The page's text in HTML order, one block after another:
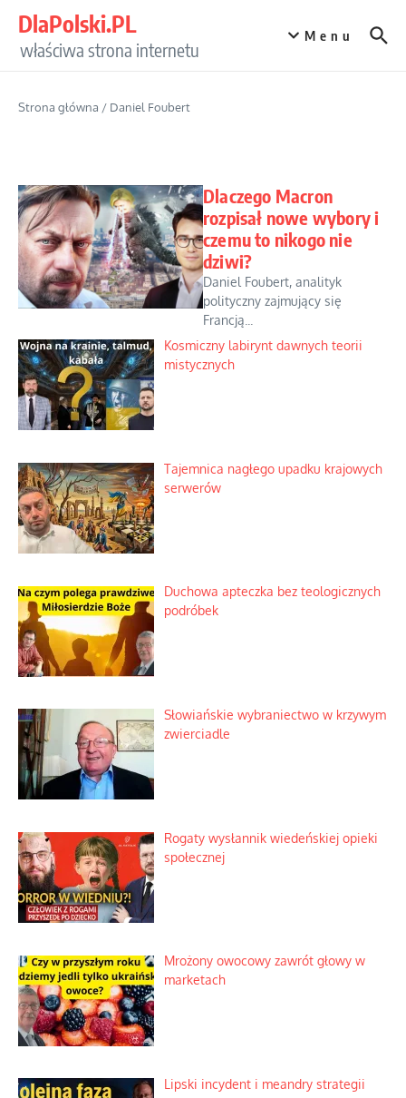
DlaPolski.PL
właściwa strona internetu
Menu
Strona główna / Daniel Foubert
Dlaczego Macron
rozpisał nowe wybory i
czemu to nikogo nie
dziwi?
Daniel Foubert, analityk
polityczny zajmujący się
Francją...
Kosmiczny labirynt dawnych teorii
mistycznych
Tajemnica nagłego upadku krajowych
serwerów
Duchowa apteczka bez teologicznych
podróbek
Słowiańskie wybraniectwo w krzywym
zwierciadle
Rogaty wysłannik wiedeńskiej opieki
społecznej
Mrożony owocowy zawrót głowy w
marketach
Lipski incydent i meandry strategii